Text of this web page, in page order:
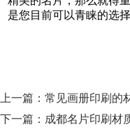
是您目前可以青睐的选择
上一篇： 常见画册印刷的
下一篇： 成都名片印刷材